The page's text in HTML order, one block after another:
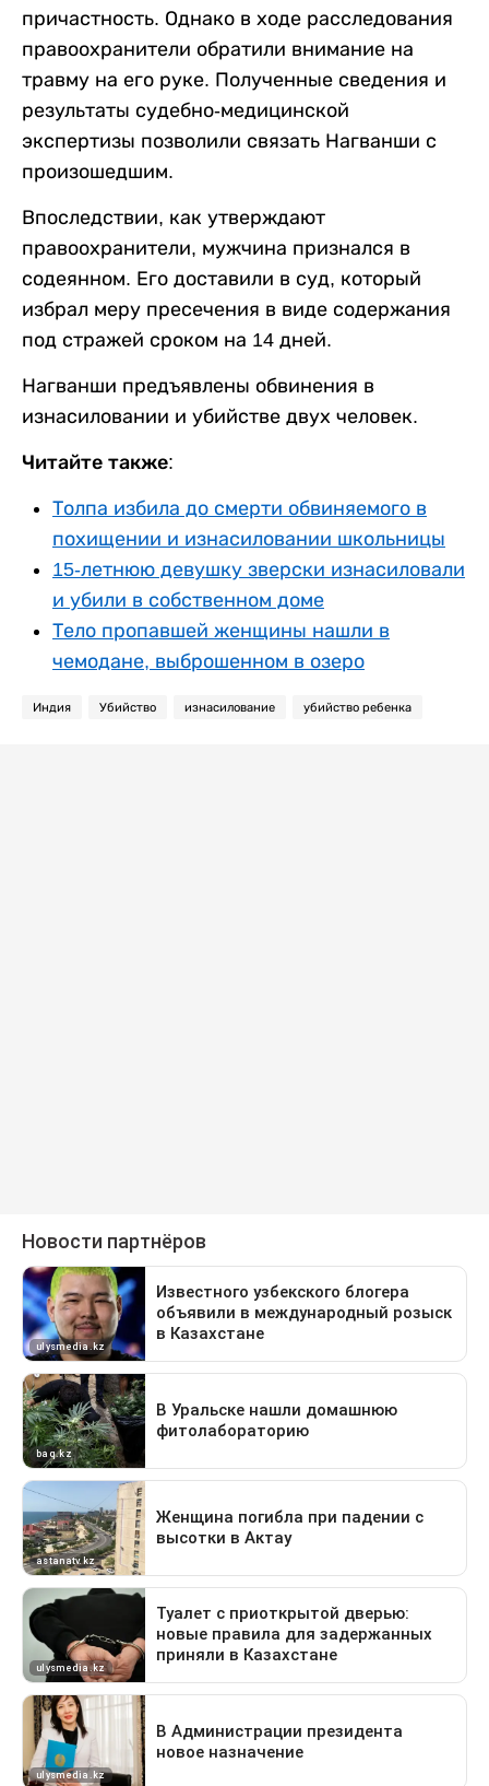
причастность. Однако в ходе расследования
правоохранители обратили внимание на
травму на его руке. Полученные сведения и
результаты судебно-медицинской
экспертизы позволили связать Нагванши с
произошедшим.
Впоследствии, как утверждают
правоохранители, мужчина признался в
содеянном. Его доставили в суд, который
избрал меру пресечения в виде содержания
под стражей сроком на 14 дней.
Нагванши предъявлены обвинения в
изнасиловании и убийстве двух человек.
Читайте также:
Толпа избила до смерти обвиняемого в
похищении и изнасиловании школьницы
15-летнюю девушку зверски изнасиловали
и убили в собственном доме
Тело пропавшей женщины нашли в
чемодане, выброшенном в озеро
Индия Убийство изнасилование убийство ребенка